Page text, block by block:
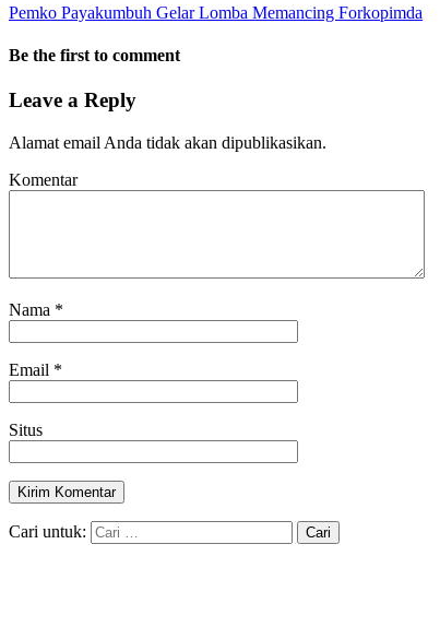
Pemko Payakumbuh Gelar Lomba Memancing Forkopimda
Be the first to comment
Leave a Reply
Alamat email Anda tidak akan dipublikasikan.
Komentar
Nama *
Email *
Situs
Cari untuk: